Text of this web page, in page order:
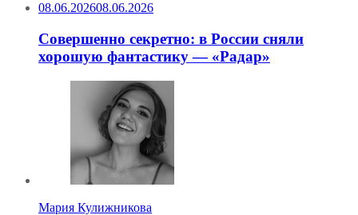
08.06.202608.06.2026
Совершенно секретно: в России сняли
хорошую фантастику — «Радар»
Мария Кулижникова